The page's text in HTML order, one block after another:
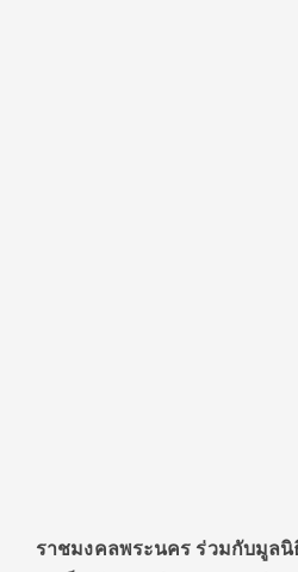
ราชมงคลพระนคร ร่วมกับมูล